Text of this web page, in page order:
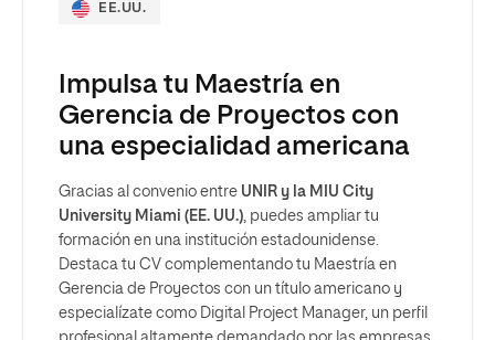
EE.UU.
Impulsa tu Maestría en
Gerencia de Proyectos con
una especialidad americana
Gracias al convenio entre UNIR y la MIU City
University Miami (EE. UU.), puedes ampliar tu
formación en una institución estadounidense.
Destaca tu CV complementando tu Maestría en
Gerencia de Proyectos con un título americano y
especialízate como Digital Project Manager, un perfil